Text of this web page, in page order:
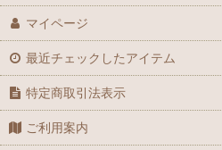
マイページ
最近チェックしたアイテム
特定商取引法表示
ご利用案内